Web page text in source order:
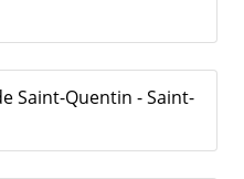
Saint-Quentin - Saint-